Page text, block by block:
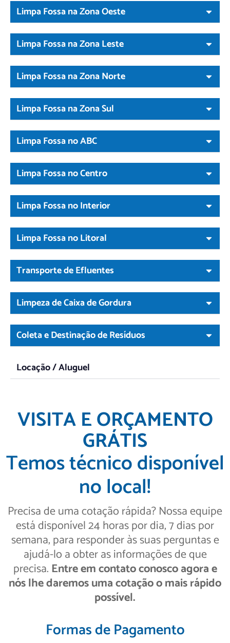
Limpa Fossa na Zona Oeste
Limpa Fossa na Zona Leste
Limpa Fossa na Zona Norte
Limpa Fossa na Zona Sul
Limpa Fossa no ABC
Limpa Fossa no Centro
Limpa Fossa no Interior
Limpa Fossa no Litoral
Transporte de Efluentes
Limpeza de Caixa de Gordura
Coleta e Destinação de Resíduos
Locação / Aluguel
VISITA E ORÇAMENTO
GRÁTIS
Temos técnico disponível
no local!
Precisa de uma cotação rápida? Nossa equipe
está disponível 24 horas por dia, 7 dias por
semana, para responder às suas perguntas e
ajudá-lo a obter as informações de que
precisa. Entre em contato conosco agora e
nós lhe daremos uma cotação o mais rápido
possível.
Formas de Pagamento